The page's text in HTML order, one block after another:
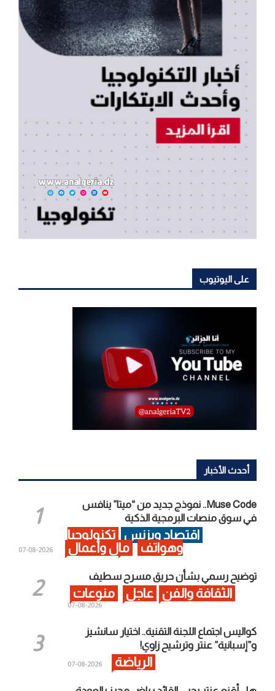
على اليوتيوب
أحدث الأخبار
Muse Code.. نموذج جديد من “ميتا” ينافس
في سوق منصات البرمجية الذكية
اقتصاد وبزنس
تكنولوجيا
وهواتف
مال وأعمال 2026-08-07
توضيح رسمي بشأن حريق مسرح سطيف
الثقافة والفن عاجل منوعات
2026-08-07
كواليس اجتماع اللجنة التقنية.. اختيار سانشيز
و”إسبانية” عنتر وترشيح زاوي!
الرياضة 2026-08-07